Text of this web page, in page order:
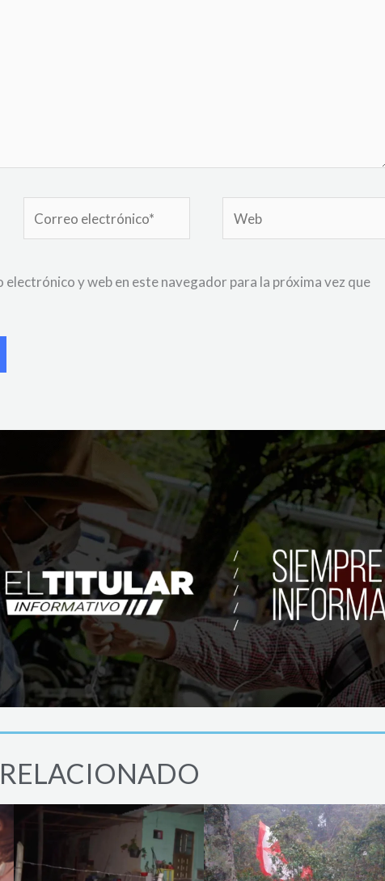
electrónico*
y web en este navegador para la próxima vez que